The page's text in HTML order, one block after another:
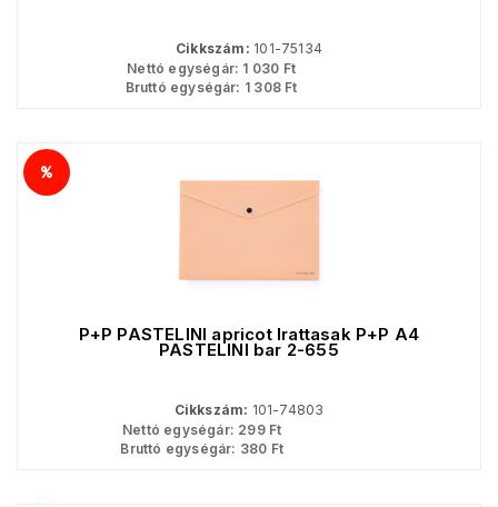
Cikkszám: 101-75134
Nettó egységár: 1 030 Ft
Bruttó egységár: 1 308Ft
P+P PASTELINI apricot Irattasak P+P A4
PASTELINI bar 2-655
Cikkszám: 101-74803
Nettó egységár: 299Ft
Bruttó egységár: 380 Ft